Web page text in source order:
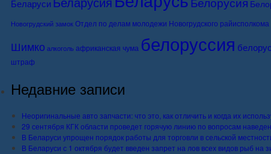
Беларуси
Новогрудский замок Отдел по делам молодежи Новогрудского райисполкома
Шимко алкоголь африканская чума белоруссия
штраф
Недавние записи
Неоригинальные авто запчасти: что это, как отличить и когда их
29 сентября КГК области проведет горячую линию по вопросам
В Беларуси упрощен порядок работы для торговли в сельской
В Беларуси с 1 октября будет введен запрет на лов всех видов рыб на